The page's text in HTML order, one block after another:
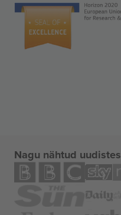
Nagu nähtud uudistes